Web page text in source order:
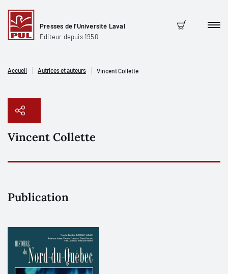
Presses de l'Université Laval
Éditeur depuis 1950
Panier
Accueil Autrices et auteurs Vincent Collette
Vincent Collette
Publication